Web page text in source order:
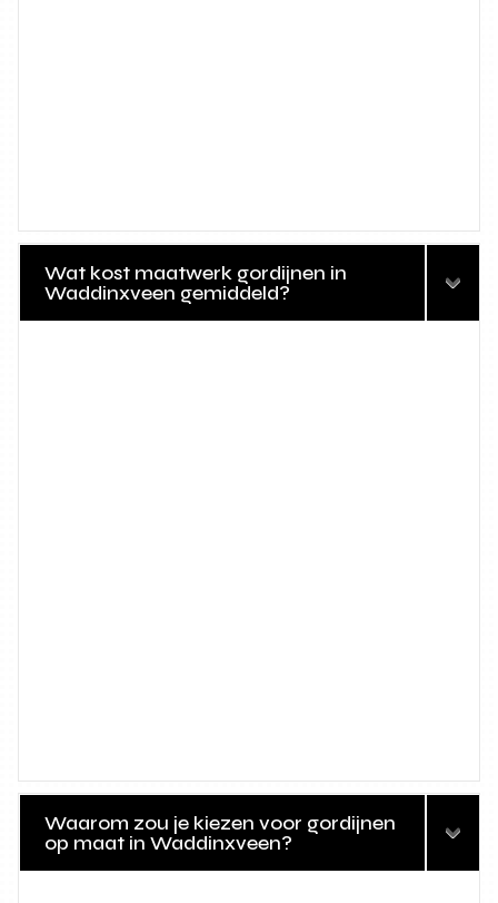
Wat kost maatwerk gordijnen in
Waddinxveen gemiddeld?
Waarom zou je kiezen voor gordijnen
op maat in Waddinxveen?